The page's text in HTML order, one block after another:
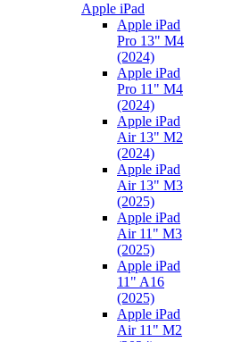
Apple iPad
Apple iPad
Pro 13" M4
(2024)
Apple iPad
Pro 11" M4
(2024)
Apple iPad
Air 13" M2
(2024)
Apple iPad
Air 13" M3
(2025)
Apple iPad
Air 11" M3
(2025)
Apple iPad
11" A16
(2025)
Apple iPad
Air 11" M2